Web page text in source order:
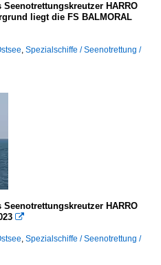
Seenotrettungskreutzer HARRO
liegt die FS BALMORAL
, Spezialschiffe / Seenotrettung /
Seenotrettungskreutzer HARRO

, Spezialschiffe / Seenotrettung /